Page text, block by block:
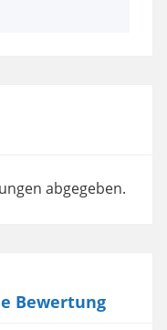
abgegeben.
Bewertung